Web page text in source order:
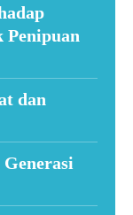
Penipuan
dan